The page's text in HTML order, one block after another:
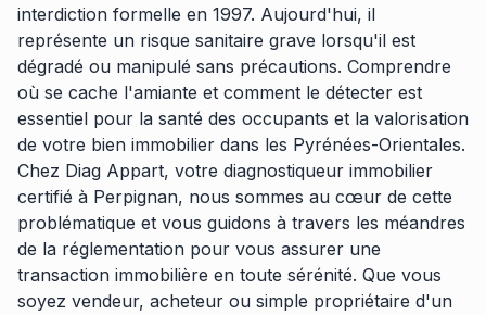
interdiction formelle en 1997. Aujourd'hui, il
représente un risque sanitaire grave lorsqu'il est
dégradé ou manipulé sans précautions. Comprendre
où se cache l'amiante et comment le détecter est
essentiel pour la santé des occupants et la valorisation
de votre bien immobilier dans les Pyrénées-Orientales.
Chez Diag Appart, votre diagnostiqueur immobilier
certifié à Perpignan, nous sommes au cœur de cette
problématique et vous guidons à travers les méandres
de la réglementation pour vous assurer une
transaction immobilière en toute sérénité. Que vous
soyez vendeur, acheteur ou simple propriétaire d'un